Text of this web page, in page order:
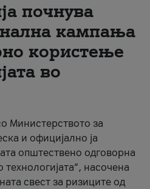
почнува
кампања
користење
во
Министерството за
и официјално ја
општествено одговорна
насочена
свест за ризиците од